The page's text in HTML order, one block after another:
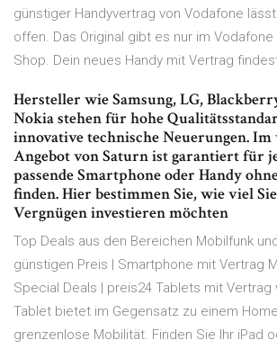
günstiger Handyvertrag von Vodafone
offen. Das Original gibt es nur im Vodafone
Shop. Dein neues Handy mit Vertrag
Hersteller wie Samsung, LG,
Nokia stehen für hohe
innovative technische Neuerungen.
Angebot von Saturn ist garantiert für
passende Smartphone oder Handy
finden. Hier bestimmen Sie, wie viel
Vergnügen investieren möchten
Top Deals aus den Bereichen Mobilfunk
günstigen Preis | Smartphone mit Vertrag
Special Deals | preis24 Tablets mit Vertrag
Tablet bietet im Gegensatz zu einem
grenzenlose Mobilität. Finden Sie Ihr iPad